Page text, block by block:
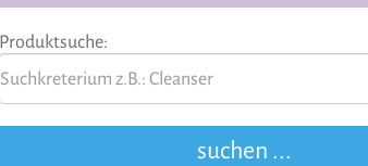
Produktsuche: